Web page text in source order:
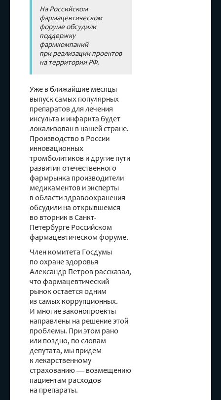
На Российском
фармацевтическом
форуме обсудили
поддержку
фармкомпаний
при реализации проектов
на территории РФ.
Уже в ближайшие месяцы
выпуск самых популярных
препаратов для лечения
инсульта и инфаркта будет
локализован в нашей стране.
Производство в России
инновационных
тромболитиков и другие пути
развития отечественного
фармрынка производители
медикаментов и эксперты
в области здравоохранения
обсудили на открывшемся
во вторник в Санкт-
Петербурге Российском
фармацевтическом форуме.
Член комитета Госдумы
по охране здоровья
Александр Петров рассказал,
что фармацевтический
рынок остается одним
из самых коррупционных.
И многие законопроекты
направлены на решение этой
проблемы. При этом рано
или поздно, по словам
депутата, мы придем
к лекарственному
страхованию — возмещению
пациентам расходов
на препараты.